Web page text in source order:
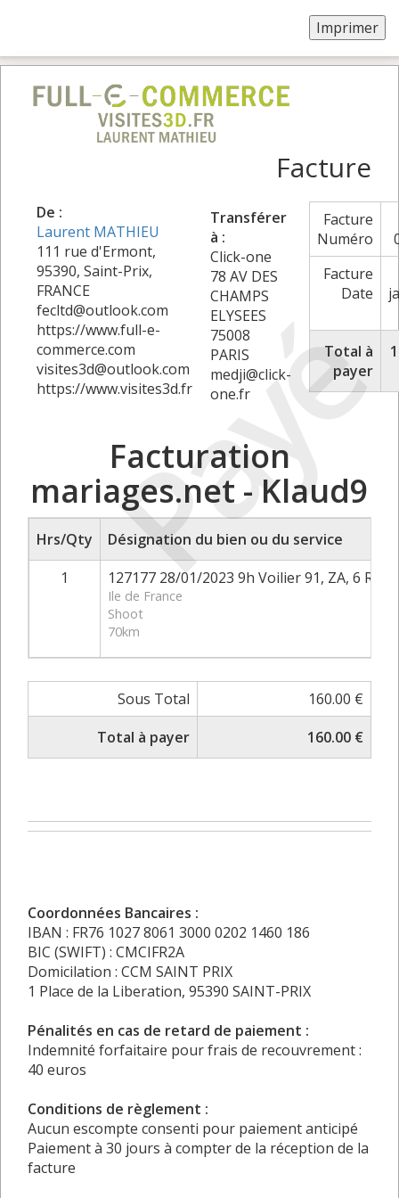
Payé
Facture
De :
Laurent MATHIEU
111 rue d'Ermont,
95390, Saint-Prix,
FRANCE
fecltd@outlook.com
https://www.full-e-
commerce.com
visites3d@outlook.com
https://www.visites3d.fr
Transférer
à :
Click-one
78 AV DES
CHAMPS
ELYSEES
75008
PARIS
medji@click-
one.fr
Facture
Numéro
Facture
Date
Total à
payer
Facturation
mariages.net - Klaud9
Hrs/Qty
Désignation du bien ou du service
1
127177 28/01/2023 9h Voilier 91, ZA, 6
Ile de France
Shoot
70km
Sous Total
160.00 €
Total à payer
160.00 €
Coordonnées Bancaires :
IBAN : FR76 1027 8061 3000 0202 1460 186
BIC (SWIFT) : CMCIFR2A
Domicilation : CCM SAINT PRIX
1 Place de la Liberation, 95390 SAINT-PRIX
Pénalités en cas de retard de paiement :
Indemnité forfaitaire pour frais de recouvrement :
40 euros
Conditions de règlement :
Aucun escompte consenti pour paiement anticipé
Paiement à 30 jours à compter de la réception de la
facture